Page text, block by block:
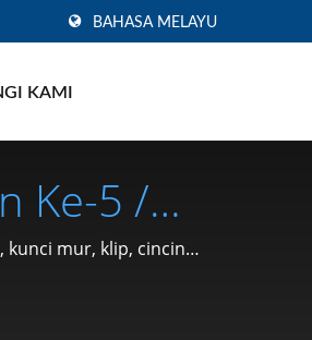
BAHASA MELAYU
KAMI
Ke-5 /
1991
kunci mur, klip, cincin